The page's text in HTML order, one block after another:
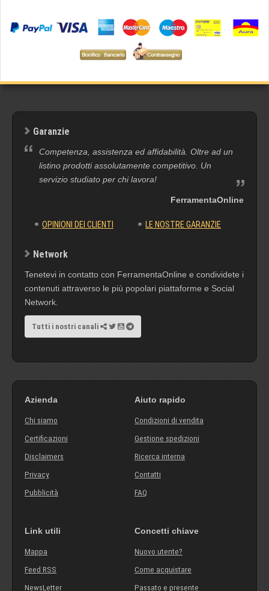
Garanzie
Competenza, assistenza ed affidabilità. Oltre ad un
listino prodotti assolutamente competitivo. Un
servizio studiato per chi lavora!
FerramentaOnline
OPINIONI DEI CLIENTI LE NOSTRE GARANZIE
Network
Tenetevi in contatto con FerramentaOnline e condividete i
contenuti attraverso le più popolari piattaforme e Social
Network.
Tutti i nostri canali
Azienda
Chi siamo
Certificazioni
Disclaimers
Privacy
Pubblicità
Aiuto rapido
Condizioni di vendita
Gestione spedizioni
Ricerca interna
Contatti
FAQ
Link utili
Mappa
Feed RSS
NewsLetter
Concetti chiave
Nuovo utente?
Come acquistare
Passato e presente